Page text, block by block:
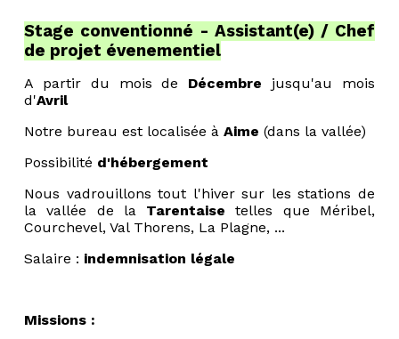
Stage conventionné - Assistant(e) / Chef
de projet évenementiel
A partir du mois de Décembre jusqu'au mois
d'Avril
Notre bureau est localisée à Aime (dans la vallée)
Possibilité d'hébergement
Nous vadrouillons tout l'hiver sur les stations de
la vallée de la Tarentaise telles que Méribel,
Courchevel, Val Thorens, La Plagne, ...
Salaire : indemnisation légale
Missions :